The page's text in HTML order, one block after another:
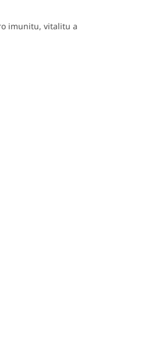
imunitu, vitalitu a